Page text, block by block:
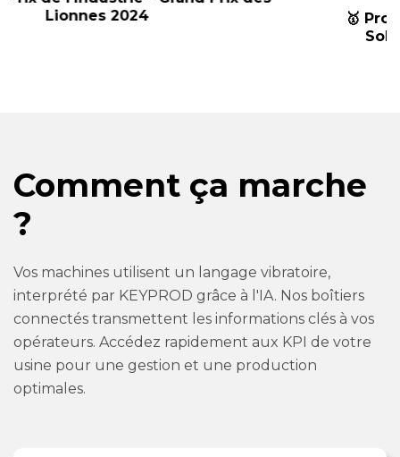
🥇Projet phare France 2030 - Catégorie
Comment ça marche
?
Vos machines utilisent un langage vibratoire,
interprété par KEYPROD grâce à l'IA. Nos boîtiers
connectés transmettent les informations clés à vos
opérateurs. Accédez rapidement aux KPI de votre
usine pour une gestion et une production
optimales.